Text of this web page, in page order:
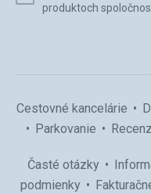
(povinné)
produktoch
Cestovné kancelárie
Parkovanie
Časté otázky
podmienky